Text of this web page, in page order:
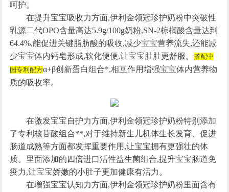
呵护。
在提升宝宝吸收力方面,伊利金领冠珍护奶粉中突破性
乳源二代OPO含量高达5.9g/100g奶粉,SN-2棕榈酸含量达到
64.4%,能促进关键脂肪酸的吸收,减少宝宝营养流失,还能减
少宝宝体内钙皂形成,软化便便,让宝宝肚肚更舒服。搭配中
国专利配方α+β创新蛋白组合*,相互作用增强宝宝体内营养物
质的吸收率。
在激发宝宝自护力方面,伊利金领冠珍护奶粉特别添加
了专利核苷酸组合**,对于维持新生儿机体生长发育、促进
肠道成熟等方面都发挥重要作用,让宝宝拥有更强壮的体
质。里面添加的四倍进口活性益生菌组合,提升宝宝肠道免
疫力,让宝宝娇嫩的小肚子更加健康有活力。
在增强宝宝认知力方面,伊利金领冠珍护奶粉里面含有